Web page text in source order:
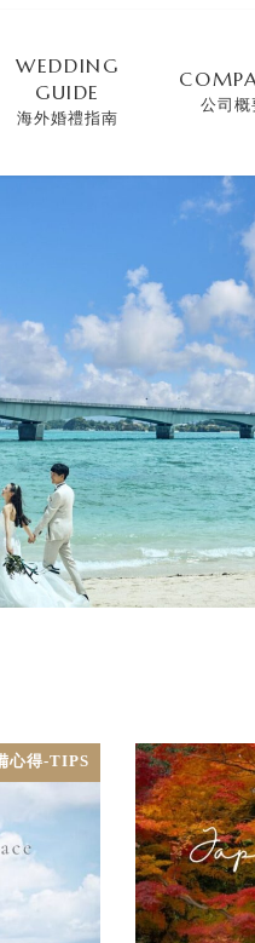
WEDDING
GUIDE
海外婚禮指南
公司概
心得-TIPS